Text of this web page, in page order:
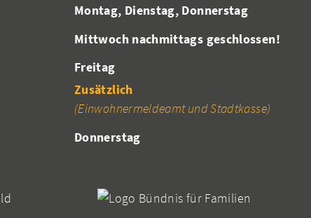
Montag, Dienstag, Donnerstag
Mittwoch nachmittags geschlossen!
Freitag
Zusätzlich
(Einwohnermeldeamt und Stadtkasse)
Donnerstag